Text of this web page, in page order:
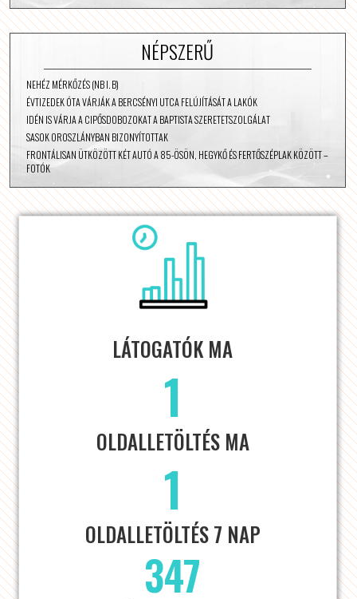
NÉPSZERŰ
NEHÉZ MÉRKŐZÉS (NB I. B)
ÉVTIZEDEK ÓTA VÁRJÁK A BERCSÉNYI UTCA FELÚJÍTÁSÁT A LAKÓK
IDÉN IS VÁRJA A CIPŐSDOBOZOKAT A BAPTISTA SZERETETSZOLGÁLAT
SASOK OROSZLÁNYBAN BIZONYÍTOTTAK
FRONTÁLISAN ÜTKÖZÖTT KÉT AUTÓ A 85-ÖSÖN, HEGYKŐ ÉS FERTŐSZÉPLAK KÖZÖTT –
FOTÓK
LÁTOGATÓK MA
1
OLDALLETÖLTÉS MA
1
OLDALLETÖLTÉS 7 NAP
347